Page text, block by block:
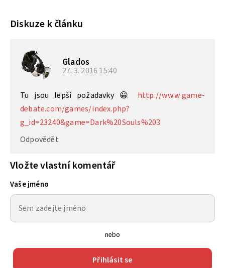
Diskuze k článku
Glados
27. 3. 2016 15:40
Tu jsou lepší požadavky 😀 http://www.game-
debate.com/games/index.php?
g_id=23240&game=Dark%20Souls%203
Odpovědět
Vložte vlastní komentář
Vaše jméno
nebo
Přihlásit se